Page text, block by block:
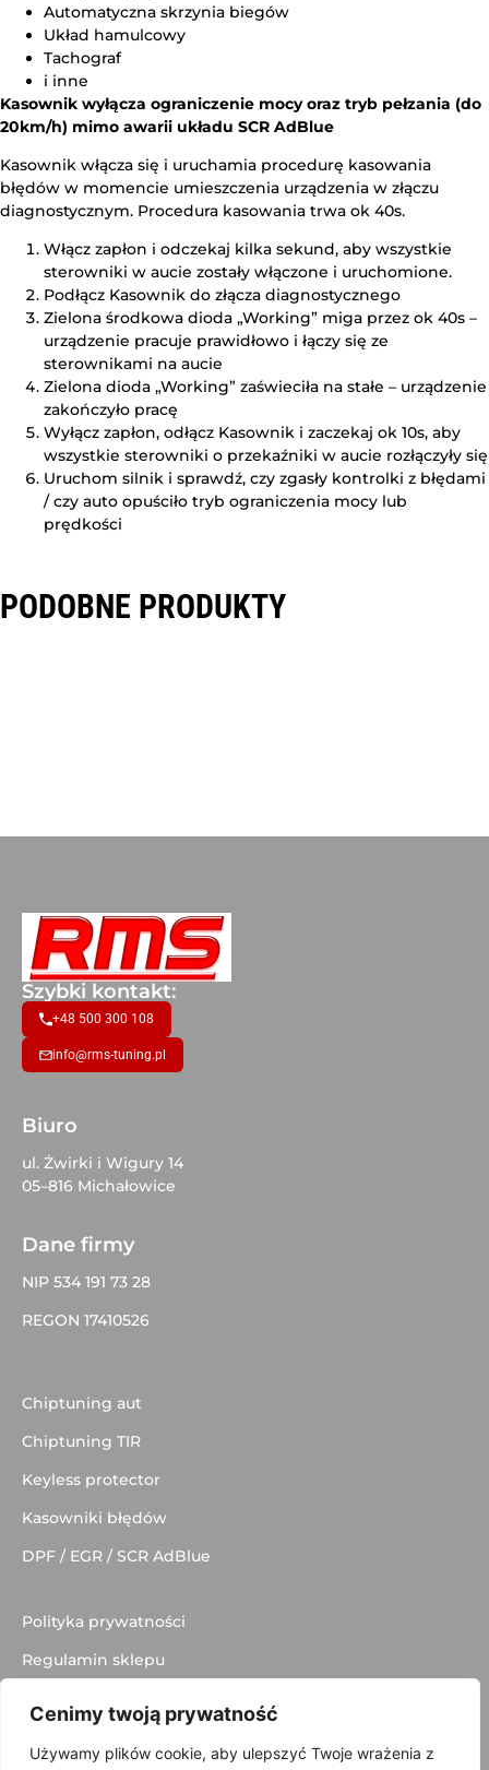
Cenimy twoją prywatność
Używamy plików cookie, aby ulepszyć Twoje wrażenia z
Automatyczna skrzynia biegów
Układ hamulcowy
Tachograf
i inne
Kasownik wyłącza ograniczenie mocy oraz tryb pełzania (do
20km/h) mimo awarii układu SCR AdBlue
Kasownik włącza się i uruchamia procedurę kasowania
błędów w momencie umieszczenia urządzenia w złączu
diagnostycznym. Procedura kasowania trwa ok 40s.
Włącz zapłon i odczekaj kilka sekund, aby wszystkie
sterowniki w aucie zostały włączone i uruchomione.
Podłącz Kasownik do złącza diagnostycznego
Zielona środkowa dioda „Working” miga przez ok 40s –
urządzenie pracuje prawidłowo i łączy się ze
sterownikami na aucie
Zielona dioda „Working” zaświeciła na stałe – urządzenie
zakończyło pracę
Wyłącz zapłon, odłącz Kasownik i zaczekaj ok 10s, aby
wszystkie sterowniki o przekaźniki w aucie rozłączyły się
Uruchom silnik i sprawdź, czy zgasły kontrolki z błędami
/ czy auto opuściło tryb ograniczenia mocy lub
prędkości
PODOBNE PRODUKTY
Szybki kontakt:
+48 500 300 108
info@rms-tuning.pl
Biuro
ul. Żwirki i Wigury 14
05–816 Michałowice
Dane firmy
NIP 534 191 73 28
REGON 17410526
Chiptuning aut
Chiptuning TIR
Keyless protector
Kasowniki błędów
DPF / EGR / SCR AdBlue
Polityka prywatności
Regulamin sklepu